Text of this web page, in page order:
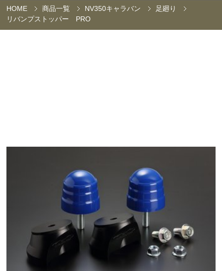
HOME 商品一覧 NV350キャラバン
足廻り
リバンプストッパー PRO